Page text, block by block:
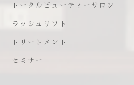
トータルビューティーサロン
ラッシュリフト
トリートメント
セミナー